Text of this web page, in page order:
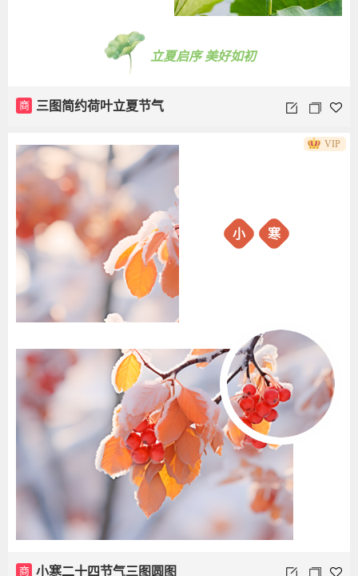
立夏启序 美好如初
商 三图简约荷叶立夏节气
小 寒
商 小寒二十四节气三图圆图
VIP